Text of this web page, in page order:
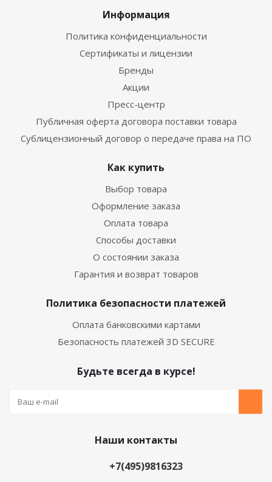
Информация
Политика конфиденциальности
Сертификаты и лицензии
Бренды
Акции
Пресс-центр
Публичная оферта договора поставки товара
Сублицензионный договор о передаче права на ПО
Как купить
Выбор товара
Оформление заказа
Оплата товара
Способы доставки
О состоянии заказа
Гарантия и возврат товаров
Политика безопасности платежей
Оплата банковскими картами
Безопасность платежей 3D SECURE
Будьте всегда в курсе!
Наши контакты
+7(495)9816323